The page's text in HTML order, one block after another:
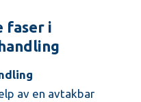
faser i
av en avtakbar